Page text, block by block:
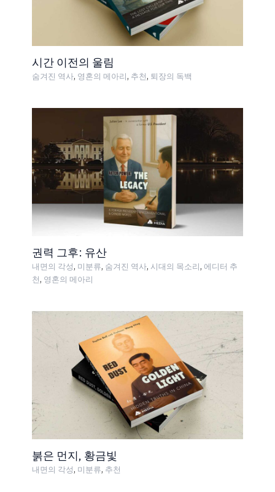
시간 이전의 울림
숨겨진 역사, 영혼의 메아리 , 추천, 퇴장의 독백
권력 그후: 유산
내면의 각성, 미분류, 숨겨진 역사, 시대의 목소리, 에디터 추
천, 영혼의 메아리
붉은 먼지, 황금빛
내면의 각성, 미분류, 추천